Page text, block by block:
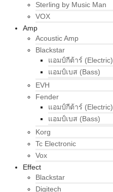
Sterling by Music Man
VOX
Amp
Acoustic Amp
Blackstar
แอมป์กีต้าร์ (Electric)
แอมป์เบส (Bass)
EVH
Fender
แอมป์กีต้าร์ (Electric)
แอมป์เบส (Bass)
Korg
Tc Electronic
Vox
Effect
Blackstar
Digitech